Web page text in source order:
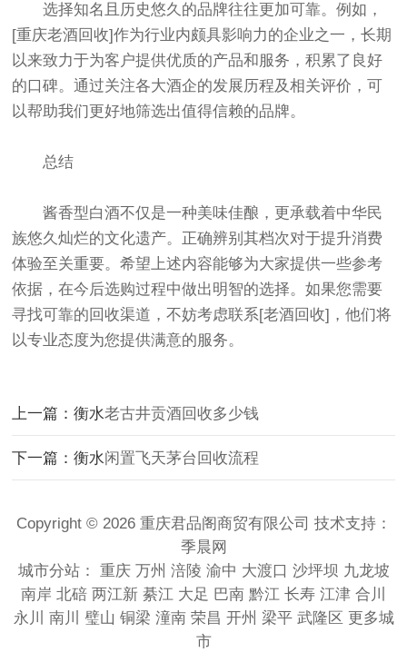
选择知名且历史悠久的品牌往往更加可靠。例如，
[重庆老酒回收]作为行业内颇具影响力的企业之一，长期
以来致力于为客户提供优质的产品和服务，积累了良好
的口碑。通过关注各大酒企的发展历程及相关评价，可
以帮助我们更好地筛选出值得信赖的品牌。
总结
酱香型白酒不仅是一种美味佳酿，更承载着中华民
族悠久灿烂的文化遗产。正确辨别其档次对于提升消费
体验至关重要。希望上述内容能够为大家提供一些参考
依据，在今后选购过程中做出明智的选择。如果您需要
寻找可靠的回收渠道，不妨考虑联系[老酒回收]，他们将
以专业态度为您提供满意的服务。
上一篇：衡水老古井贡酒回收多少钱
下一篇：衡水闲置飞天茅台回收流程
Copyright © 2026 重庆君品阁商贸有限公司 技术支持：
季晨网
城市分站： 重庆 万州 涪陵 渝中 大渡口 沙坪坝 九龙坡
南岸 北碚 两江新 綦江 大足 巴南 黔江 长寿 江津 合川
永川
南川 璧山 铜梁 潼南 荣昌 开州 梁平 武隆区 更多城
市